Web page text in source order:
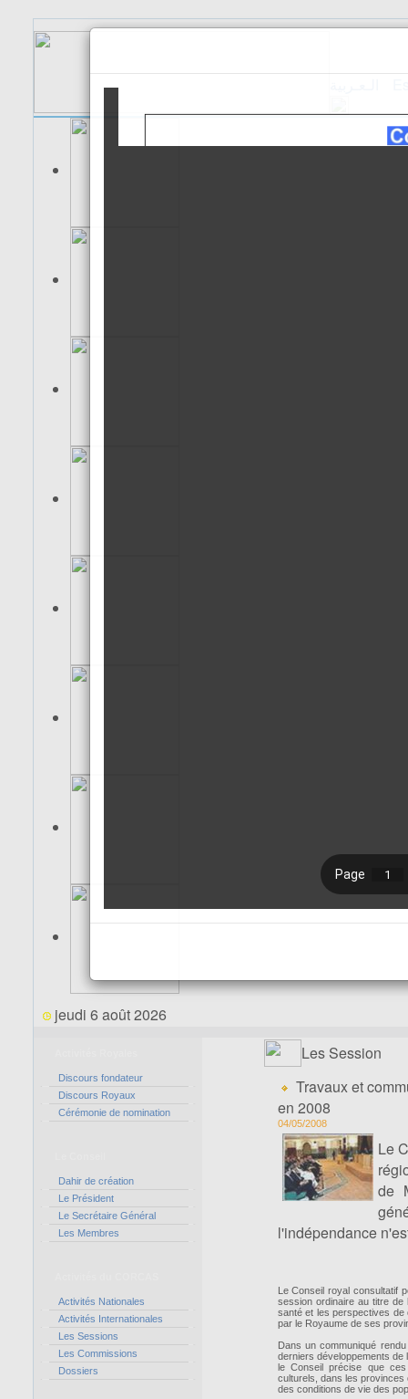
jeudi 6 août 2026
Discours fondateur
Discours Royaux
Cérémonie de nomination
Dahir de création
Le Président
Le Secrétaire Général
Les Membres
Activités Nationales
Activités Internationales
Les Sessions
Les Commissions
Dossiers
Les Session
Travaux et
en 2008
04/05/2008
Le
de
l'indépendance
Le Conseil royal consultatif
session ordinaire au titre
santé et les perspectives de
par le Royaume de ses
Dans un communiqué
derniers développements
le Conseil précise que
culturels, dans les provinces
des conditions de vie des